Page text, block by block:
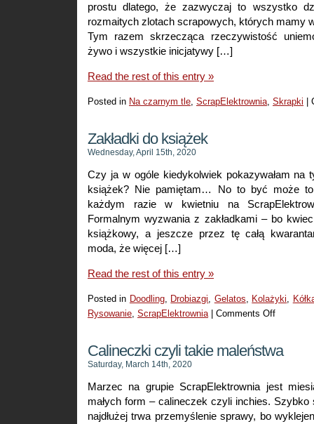
prostu dlatego, że zazwyczaj to wszystko
rozmaitych zlotach scrapowych, których mamy
Tym razem skrzecząca rzeczywistość
żywo i wszystkie inicjatywy […]
Read the rest of this entry »
Posted in Na czarnym tle, ScrapElektrownia, Skrapki
Zakładki do książek
Wednesday, April 15th, 2020
Czy ja w ogóle kiedykolwiek pokazywałam na
książek? Nie pamiętam… No to być może
każdym razie w kwietniu na
Formalnym wyzwania z zakładkami – bo
książkowy, a jeszcze przez tę całą
moda, że więcej […]
Read the rest of this entry »
Posted in Doodling, Drobiazgi, Gelatos, Kolażyki,
Rysowanie, ScrapElektrownia| Comments Offon
książek
Calineczki czyli takie maleństwa
Saturday, March 14th, 2020
Marzec na grupie ScrapElektrownia jest
małych form – calineczek czyli inchies.
najdłużej trwa przemyślenie sprawy, bo